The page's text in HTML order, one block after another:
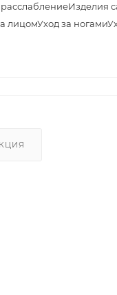
Изделия
лицомУход за ногами